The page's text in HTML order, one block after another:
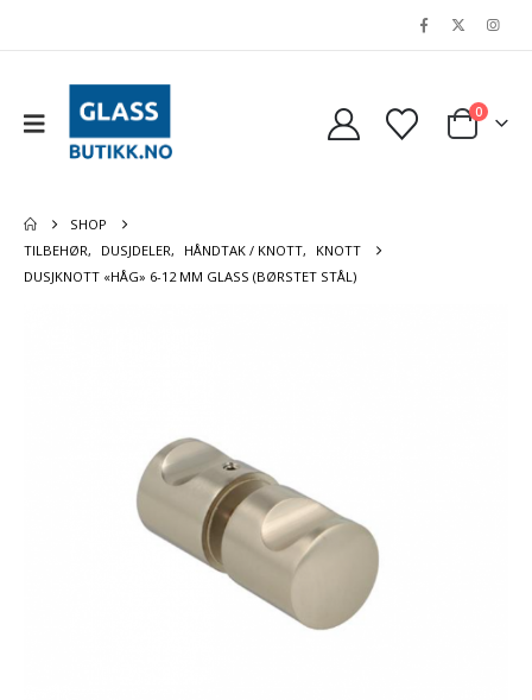
0
SHOP
TILBEHØR, DUSJDELER, HÅNDTAK / KNOTT,
KNOTT
DUSJKNOTT «HÅG» 6-12 MM GLASS (BØRSTET STÅL)